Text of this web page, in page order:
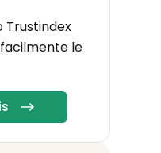
Trustindex
le